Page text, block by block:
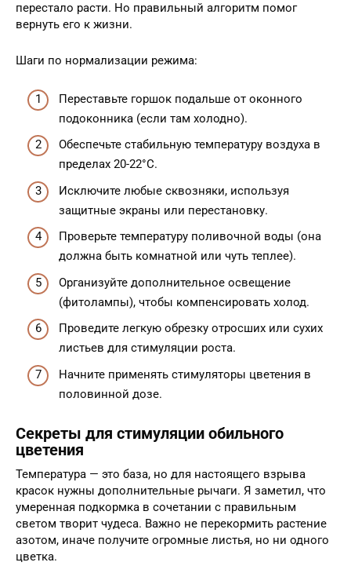
перестало расти. Но правильный алгоритм помог
вернуть его к жизни.
Шаги по нормализации режима:
Переставьте горшок подальше от оконного
подоконника (если там холодно).
Обеспечьте стабильную температуру воздуха в
пределах 20-22°C.
Исключите любые сквозняки, используя
защитные экраны или перестановку.
Проверьте температуру поливочной воды (она
должна быть комнатной или чуть теплее).
Организуйте дополнительное освещение
(фитолампы), чтобы компенсировать холод.
Проведите легкую обрезку отросших или сухих
листьев для стимуляции роста.
Начните применять стимуляторы цветения в
половинной дозе.
Секреты для стимуляции обильного
цветения
Температура — это база, но для настоящего взрыва
красок нужны дополнительные рычаги. Я заметил, что
умеренная подкормка в сочетании с правильным
светом творит чудеса. Важно не перекормить растение
азотом, иначе получите огромные листья, но ни одного
цветка.